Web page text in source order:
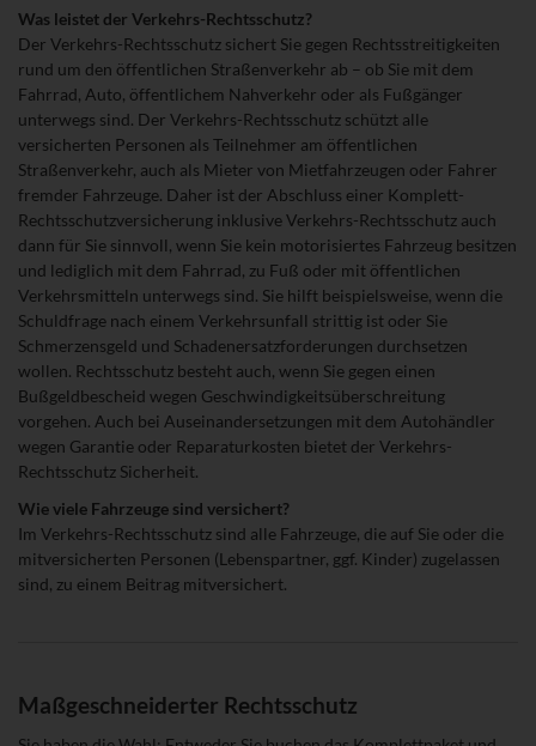
Fragen
&
Antworten
Was leistet der Verkehrs-Rechtsschutz?
Der Verkehrs-Rechtsschutz sichert Sie gegen Rechtsstreitigkeiten
rund um den öffentlichen Straßenverkehr ab – ob Sie mit dem
Fahrrad, Auto, öffentlichem Nahverkehr oder als Fußgänger
unterwegs sind. Der Verkehrs-Rechtsschutz schützt alle
versicherten Personen als Teilnehmer am öffentlichen
Straßenverkehr, auch als Mieter von Mietfahrzeugen oder Fahrer
fremder Fahrzeuge. Daher ist der Abschluss einer Komplett-
Rechtsschutzversicherung inklusive Verkehrs-Rechtsschutz auch
dann für Sie sinnvoll, wenn Sie kein motorisiertes Fahrzeug besitzen
und lediglich mit dem Fahrrad, zu Fuß oder mit öffentlichen
Verkehrsmitteln unterwegs sind. Sie hilft beispielsweise, wenn die
Schuldfrage nach einem Verkehrsunfall strittig ist oder Sie
Schmerzensgeld und Schadenersatzforderungen durchsetzen
wollen. Rechtsschutz besteht auch, wenn Sie gegen einen
Bußgeldbescheid wegen Geschwindigkeitsüberschreitung
vorgehen. Auch bei Auseinandersetzungen mit dem Autohändler
wegen Garantie oder Reparaturkosten bietet der Verkehrs-
Rechtsschutz Sicherheit.
Wie viele Fahrzeuge sind versichert?
Im Verkehrs-Rechtsschutz sind alle Fahrzeuge, die auf Sie oder die
mitversicherten Personen (Lebenspartner, ggf. Kinder) zugelassen
sind, zu einem Beitrag mitversichert.
Maßgeschneiderter Rechtsschutz